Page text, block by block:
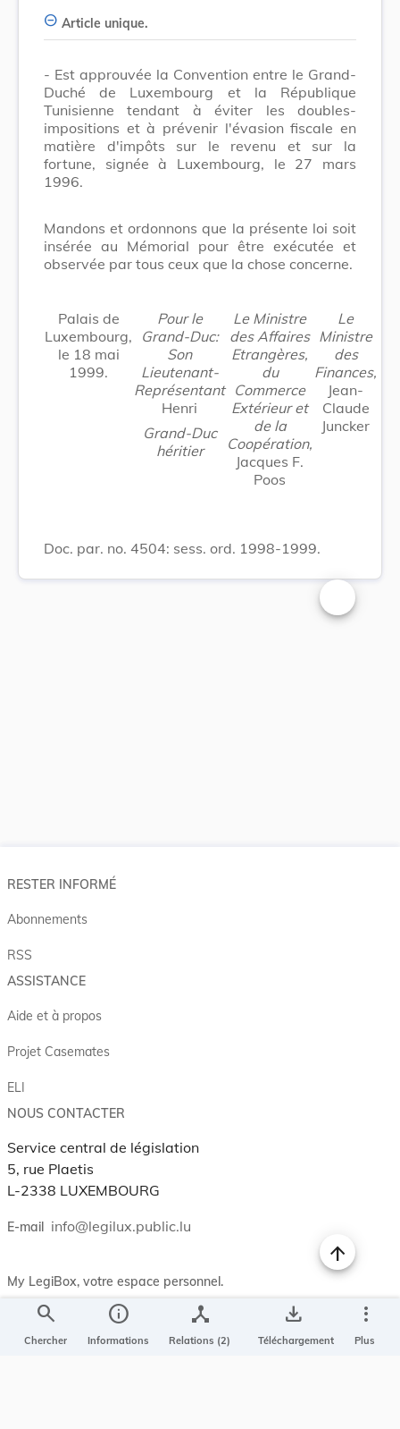
Article unique.
- Est approuvée la Convention entre le Grand-
Duché de Luxembourg et la République
Tunisienne tendant à éviter les doubles-
impositions et à prévenir l'évasion fiscale en
matière d'impôts sur le revenu et sur la
fortune, signée à Luxembourg, le 27 mars
1996.
Mandons et ordonnons que la présente loi soit
insérée au Mémorial pour être exécutée et
observée par tous ceux que la chose concerne.
Palais de
Luxembourg,
le 18 mai
1999.
Pour le
Grand-Duc:
Son
Lieutenant-
Représentant
Henri
Grand-Duc
héritier
Le Ministre
des Affaires
Etrangères,
du
Commerce
Extérieur et
de la
Coopération,
Jacques F.
Poos
Le
Ministre
des
Finances,
Jean-
Claude
Juncker
Doc. par. no. 4504: sess. ord. 1998-1999.
Changer la
search
Chercher
info
Informations
device_hub
Relations (2)
save_alt
Téléchargement
more_vert
Plus
RESTER INFORMÉ
Abonnements
RSS
ASSISTANCE
Aide et à propos
Projet Casemates
ELI
NOUS CONTACTER
Service central de législation
5, rue Plaetis
L-2338 LUXEMBOURG
E-mail info@legilux.public.lu
My LegiBox, votre espace personnel.
Se connecter
Enregistrer et organiser vos actes préférés, enregistrer vos